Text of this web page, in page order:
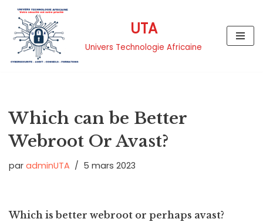
Aller
contenu
UTA
Univers Technologie Africaine
Which can be Better
Webroot Or Avast?
par adminUTA 5 mars 2023
Which is better webroot or perhaps avast?